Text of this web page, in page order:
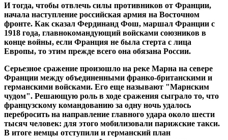
И тогда, чтобы отвлечь силы противников от Франции,
начала наступление российская армия на Восточном
фронте. Как сказал Фердинанд Фош, маршал Франции с
1918 года, главнокомандующий войсками союзников в
конце войны, если Франция не была стерта с лица
Европы, то этим прежде всего она обязана России.
Серьезное сражение произошло на реке Марна на севере
Франции между объединенными франко-британскими и
германскими войсками. Его еще называют "Марнским
чудом". Решающую роль в ходе сражения сыграло то, что
французскому командованию за одну ночь удалось
перебросить на направление главного удара около шести
тысяч человек: для этого мобилизовали парижские такси.
В итоге немцы отступили и германский план